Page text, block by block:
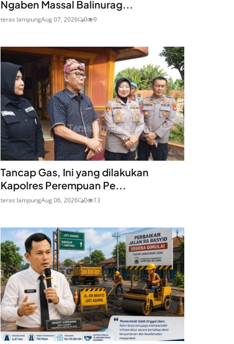
Ngaben Massal Balinurag...
teras lampungAug 07, 2026 0 9
Tancap Gas, Ini yang dilakukan
Kapolres Perempuan Pe...
teras lampungAug 06, 2026 0 13